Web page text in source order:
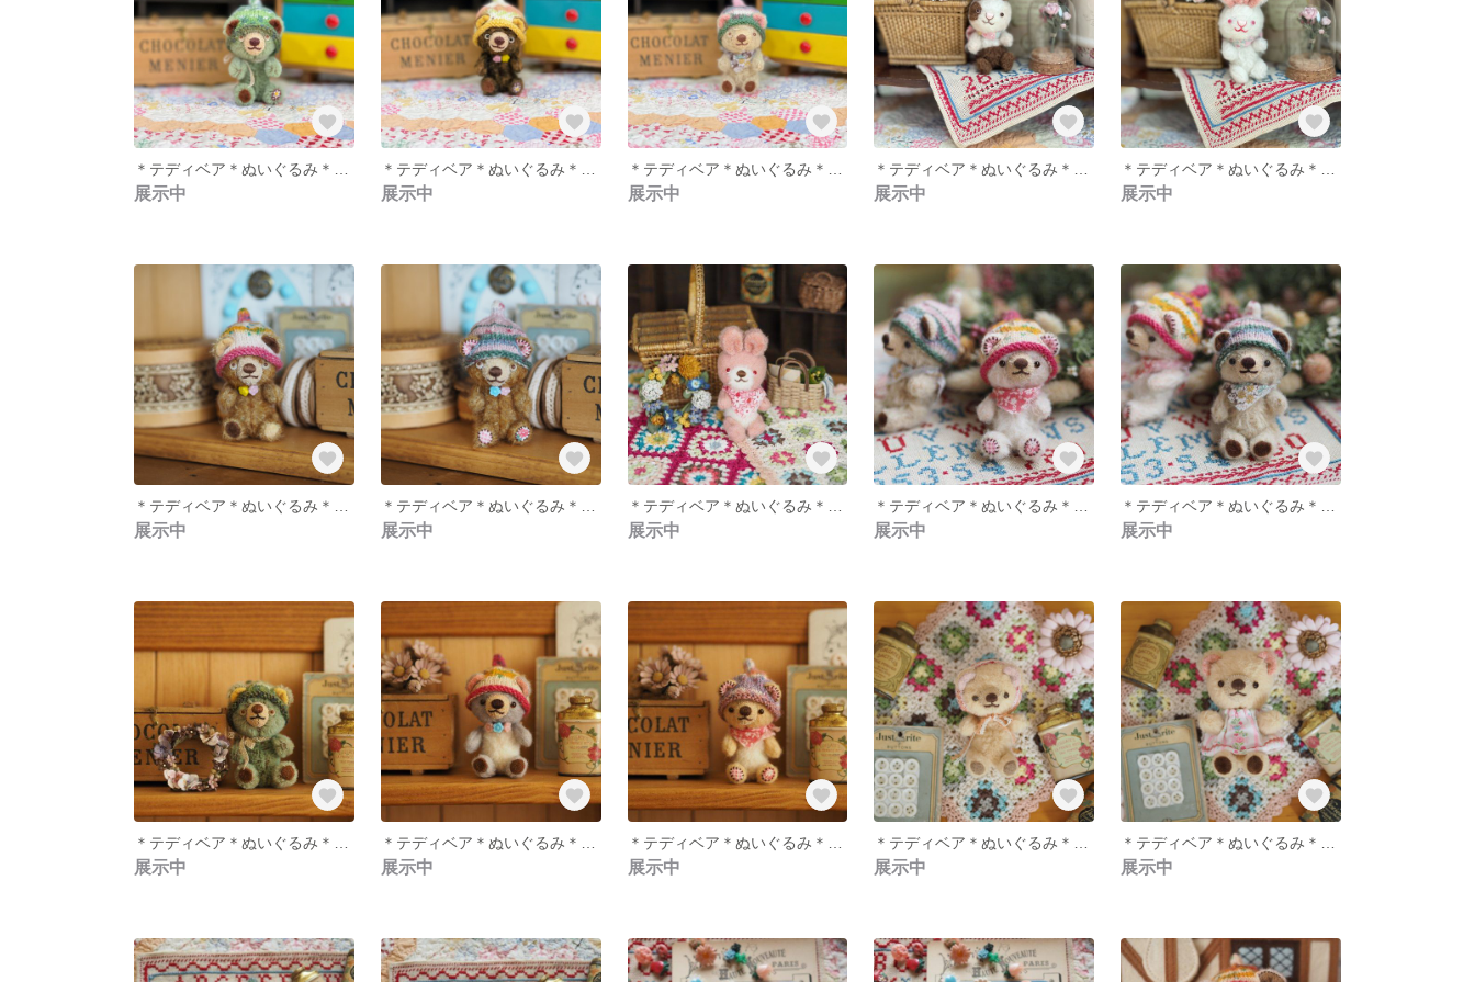
展示中 展示中 展示中 展示中 展示中
展示中 展示中 展示中 展示中 展示中
展示中 展示中 展示中 展示中 展示中